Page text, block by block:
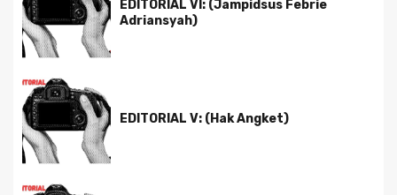
EDITORIAL VI: (Jampidsus Febrie
Adriansyah)
EDITORIAL V: (Hak Angket)